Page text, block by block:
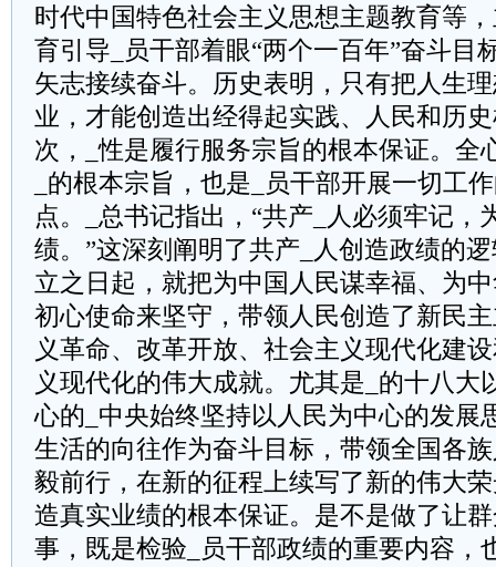
时代中国特色社会主义思想主题教育等
育引导_员干部着眼“两个一百年”奋斗目
矢志接续奋斗。历史表明，只有把人生
业，才能创造出经得起实践、人民和历
次，_性是履行服务宗旨的根本保证。全
_的根本宗旨，也是_员干部开展一切工
点。_总书记指出，“共产_人必须牢记，
绩。”这深刻阐明了共产_人创造政绩的
立之日起，就把为中国人民谋幸福、为
初心使命来坚守，带领人民创造了新民
义革命、改革开放、社会主义现代化建
义现代化的伟大成就。尤其是_的十八大
心的_中央始终坚持以人民为中心的发展
生活的向往作为奋斗目标，带领全国各
毅前行，在新的征程上续写了新的伟大
造真实业绩的根本保证。是不是做了让
事，既是检验_员干部政绩的重要内容，